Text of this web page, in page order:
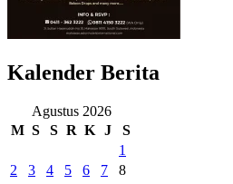
Kalender Berita
Agustus 2026
M S S R K J
S
1
2
3 4 5 6 7
8